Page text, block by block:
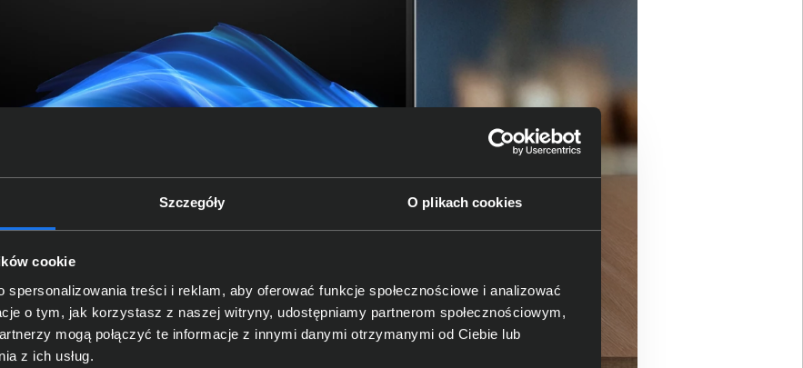
Szczegóły O plikach cookies
cookie
treści i reklam, aby oferować funkcje społecznościowe i analizować
o tym, jak korzystasz z naszej witryny, udostępniamy partnerom społecznościowym,
mogą połączyć te informacje z innymi danymi otrzymanymi od Ciebie lub
z ich usług.